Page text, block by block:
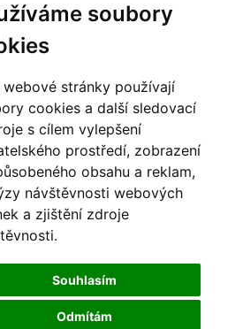
soubory
stránky používají
cookies a další sledovací
s cílem vylepšení
prostředí, zobrazení
obsahu a reklam,
návštěvnosti webových
a zjištění zdroje
Souhlasím
Odmítám
zabývající se dovozem a
designového i stylového nábytku
a dekorací.
republika
267 12 Loděnice u Berouna
Slovensko
032 02 Závažná Poruba